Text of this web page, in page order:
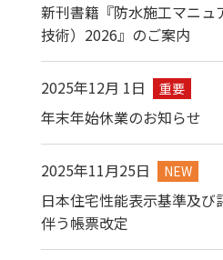
新刊書籍『防水施工マニュ
技術）2026』のご案内
2025年12月 1日 重要
年末年始休業のお知らせ
2025年11月25日 NEW
日本住宅性能表示基準及
伴う帳票改定